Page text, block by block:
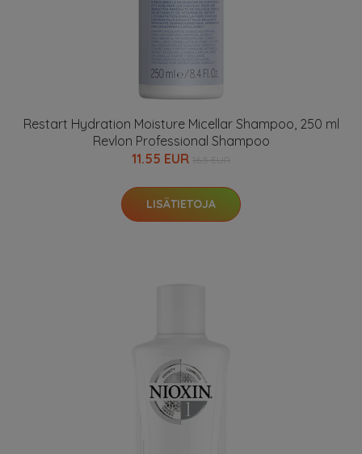
Restart Hydration Moisture Micellar Shampoo, 250 ml
Revlon Professional Shampoo
11.55 EUR
LISÄTIETOJA